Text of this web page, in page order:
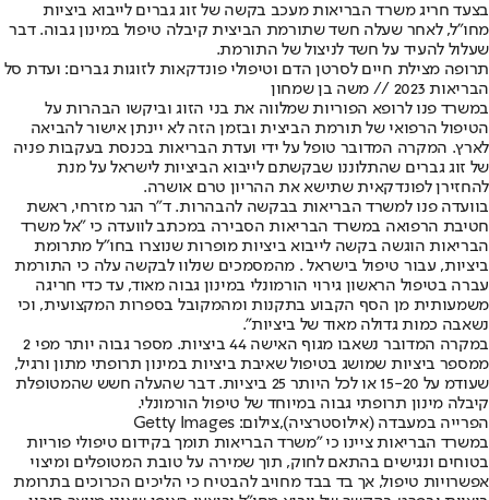
בצעד חריג משרד הבריאות מעכב בקשה של זוג גברים לייבוא ביציות
מחו"ל, לאחר שעלה חשד שתורמת הביצית קיבלה טיפול במינון גבוה. דבר
שעלול להעיד על חשד לניצול של התורמת.
תרופה מצילת חיים לסרטן הדם וטיפולי פונדקאות לזוגות גברים: ועדת סל
הבריאות 2023 // משה בן שמחון
במשרד פנו לרופא הפוריות שמלווה את בני הזוג וביקשו הבהרות על
הטיפול הרפואי של תורמת הביצית ובזמן הזה לא יינתן אישור להביאה
לארץ. המקרה המדובר טופל על ידי ועדת הבריאות בכנסת בעקבות פניה
של זוג גברים שהתלוננו שבקשתם לייבוא הביציות לישראל על מנת
להחזירן לפונדקאית שתישא את ההריון טרם אושרה.
בוועדה פנו למשרד הבריאות בבקשה להבהרות. ד"ר הגר מזרחי, ראשת
חטיבת הרפואה במשרד הבריאות הסבירה במכתב לוועדה כי "אל משרד
הבריאות הוגשה בקשה לייבוא ביציות מופרות שנוצרו בחו״ל מתרומת
ביציות, עבור טיפול בישראל . מהמסמכים שנלוו לבקשה עלה כי התורמת
עברה בטיפול הראשון גירוי הורמונלי במינון גבוה מאוד, עד כדי חריגה
משמעותית מן הסף הקבוע בתקנות ומהמקובל בספרות המקצועית, וכי
נשאבה כמות גדולה מאוד של ביציות".
במקרה המדובר נשאבו מגוף האישה 44 ביציות. מספר גבוה יותר מפי 2
ממספר ביציות שמושג בטיפול שאיבת ביציות במינון תרופתי מתון ורגיל,
שעודמ על 15-20 או לכל היותר 25 ביציות. דבר שהעלה חשש שהמטופלת
קיבלה מינון תרופתי גבוה במיוחד של טיפול הורמונלי.
הפרייה במעבדה (אילוסטרציה),צילום: Getty Images
במשרד הבריאות ציינו כי "משרד הבריאות תומך בקידום טיפולי פוריות
בטוחים ונגישים בהתאם לחוק, תוך שמירה על טובת המטופלים ומיצוי
אפשרויות טיפול, אך בד בבד מחויב להבטיח כי הליכים הכרוכים בתרומת